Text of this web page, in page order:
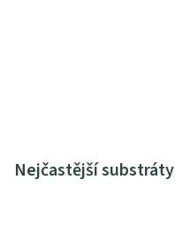
Nejčastější substráty